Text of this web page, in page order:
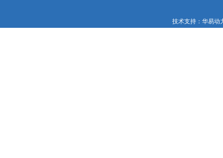
技术支持： 华易动